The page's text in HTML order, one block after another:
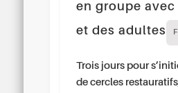
en groupe avec
et des adultes
Trois jours pour
de cercles